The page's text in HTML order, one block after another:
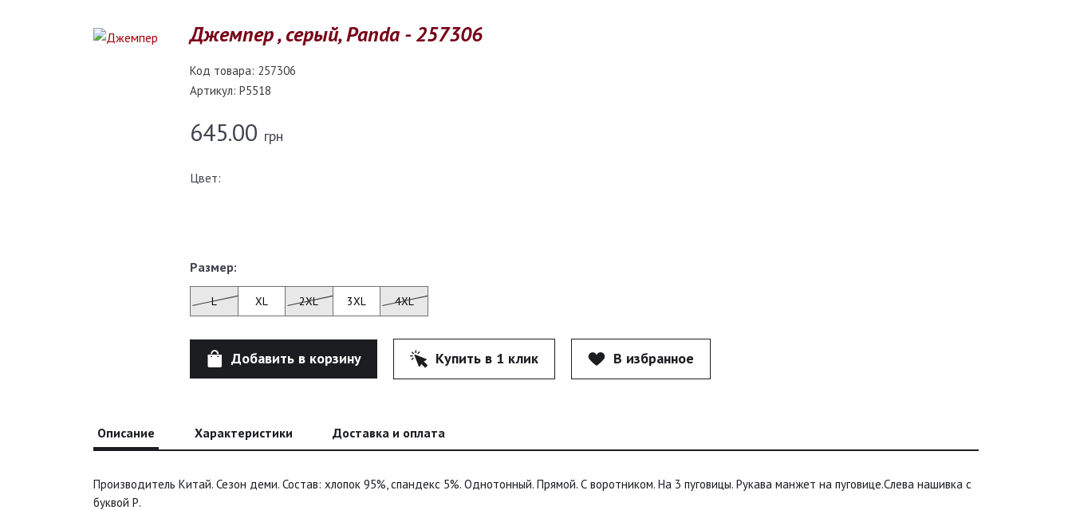
Джемпер , серый, Panda - 257306
Код товара: 257306
Артикул: P5518
645.00 грн
Цвет:
Размер:
L XL 2XL 3XL 4XL
Добавить в корзину Купить в 1 клик В избранное
Описание Характеристики Доставка и оплата
Производитель Китай. Сезон деми. Состав: хлопок 95%, спандекс 5%. Однотонный. Прямой. С воротником. На 3 пуговицы. Рукава манжет на пуговице.Слева нашивка с
буквой Р.